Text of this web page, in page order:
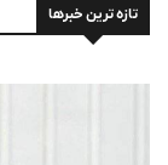
تازه ترین خبرها